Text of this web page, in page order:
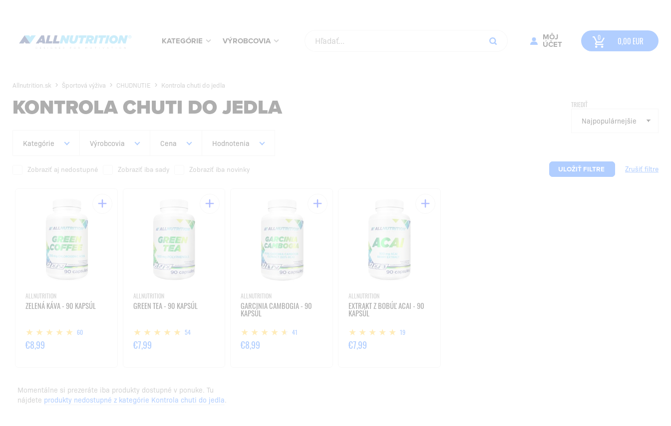
KATEGÓRIE VÝROBCOVIA
MÔJ
ÚČET
0,00 EUR
Allnutrition.sk Športová výživa CHUDNUTIE Kontrola chuti do jedla
KONTROLA CHUTI DO JEDLA TRIEDIŤ
Kategórie Výrobcovia Cena Hodnotenia
Zobraziť aj nedostupné Zobraziť iba sady Zobraziť iba novinky ULOŽIŤ FILTRE
ALLNUTRITION
ZELENÁ KÁVA - 90 KAPSÚL
60
€8,99
ALLNUTRITION
GREEN TEA - 90 KAPSÚL
54
€7,99
ALLNUTRITION
GARCINIA CAMBOGIA - 90
KAPSÚL
41
€8,99
ALLNUTRITION
EXTRAKT Z BOBÚĽ ACAI - 90
KAPSÚL
19
€7,99
Momentálne si prezeráte iba produkty dostupné v ponuke. Tu
nájdete produkty nedostupné z kategórie Kontrola chuti do jedla.